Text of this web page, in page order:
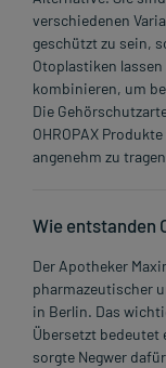
verschiedenen
geschützt zu sein,
Otoplastiken
kombinieren, um
Die
OHROPAX
angenehm zu
Wie entstanden
Der Apotheker
pharmazeutischer
in Berlin. Das
Übersetzt bedeutet
sorgte Negwer